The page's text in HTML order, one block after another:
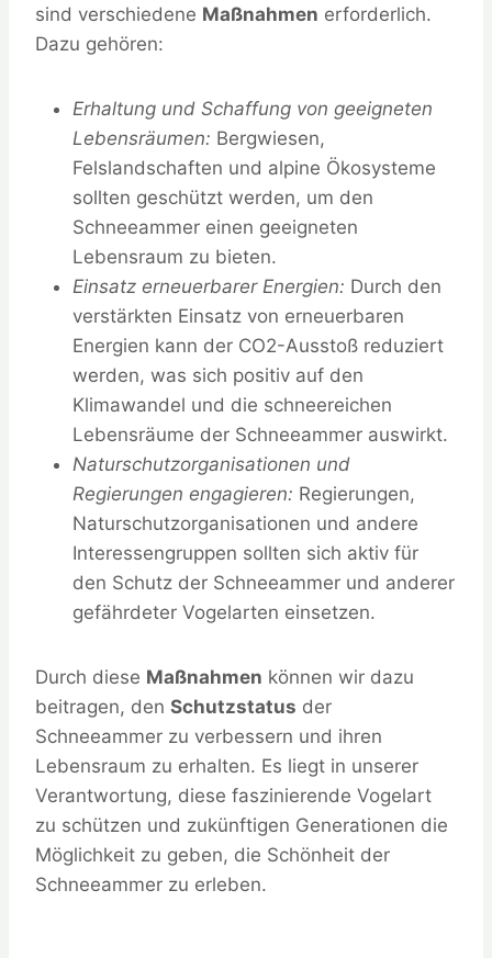
sind verschiedene Maßnahmen erforderlich.
Dazu gehören:
Erhaltung und Schaffung von geeigneten
Lebensräumen: Bergwiesen,
Felslandschaften und alpine Ökosysteme
sollten geschützt werden, um den
Schneeammer einen geeigneten
Lebensraum zu bieten.
Einsatz erneuerbarer Energien: Durch den
verstärkten Einsatz von erneuerbaren
Energien kann der CO2-Ausstoß reduziert
werden, was sich positiv auf den
Klimawandel und die schneereichen
Lebensräume der Schneeammer auswirkt.
Naturschutzorganisationen und
Regierungen engagieren: Regierungen,
Naturschutzorganisationen und andere
Interessengruppen sollten sich aktiv für
den Schutz der Schneeammer und anderer
gefährdeter Vogelarten einsetzen.
Durch diese Maßnahmen können wir dazu
beitragen, den Schutzstatus der
Schneeammer zu verbessern und ihren
Lebensraum zu erhalten. Es liegt in unserer
Verantwortung, diese faszinierende Vogelart
zu schützen und zukünftigen Generationen die
Möglichkeit zu geben, die Schönheit der
Schneeammer zu erleben.